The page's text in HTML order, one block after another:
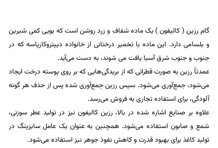
گام رزین ( کالیفون ) یک ماده شفاف و زرد روشن است که بویی کمی شیرین
و بلسامی دارد. این ماده با تخمیر درختانی از خانواده دیپتروکارپاسه که در
جنوب و جنوب شرق آسیا یافت می‌ شوند، به دست می‌آید.
عمدتاً رزین به صورت قطراتی که از بریدگی‌هایی که بر روی پوسته درخت ایجاد
می‌شود، جمع‌آوری می‌شود. سپس رزین جمع‌آوری شده پس از حذف هر گونه
آلودگی، برای استفاده تجاری به فروش می‌رسد.
علاوه بر صنایع اشاره شده در بالا، رزین کالیفون نیز در تولید عطر سوزنی،
شمع و صابون استفاده می‌شود. همچنین به عنوان یک عامل سایزینگ در
تولید کاغذ برای بهبود قدرت و کاهش نفوذ جوهر نیز استفاده می‌شود.